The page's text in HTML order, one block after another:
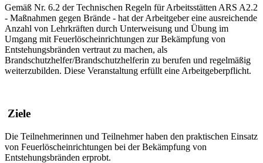
Gemäß Nr. 6.2 der Technischen Regeln für Arbeitsstätten ARS A2.2
- Maßnahmen gegen Brände - hat der Arbeitgeber eine ausreichende
Anzahl von Lehrkräften durch Unterweisung und Übung im
Umgang mit Feuerlöscheinrichtungen zur Bekämpfung von
Entstehungsbränden vertraut zu machen, als
Brandschutzhelfer/Brandschutzhelferin zu berufen und regelmäßig
weiterzubilden. Diese Veranstaltung erfüllt eine Arbeitgeberpflicht.
Ziele
Die Teilnehmerinnen und Teilnehmer haben den praktischen Einsatz
von Feuerlöscheinrichtungen bei der Bekämpfung von
Entstehungsbränden erprobt.